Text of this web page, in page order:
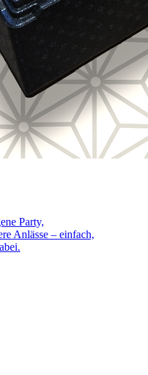
Party,
Anlässe – einfach,